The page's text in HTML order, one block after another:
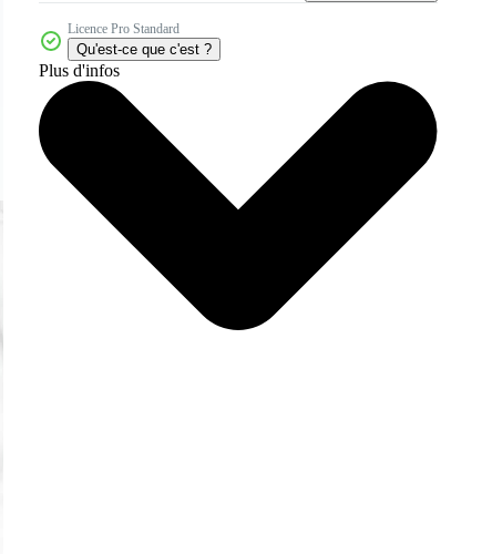
Licence Pro Standard
Qu'est-ce que c'est ?
Plus d'infos